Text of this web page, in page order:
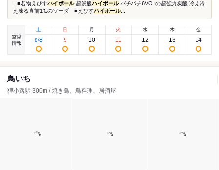
...■名物えびすハイボール超炭酸ハイボールパチパチ6VOLの超強力炭酸 冷え冷
え凍る直前1℃のソーダ ■えびすハイボール...
空席
情報
土
8/8
日
9
月
10
火
11
水
12
木
13
金
14
鳥いち
狸小路駅 300m / 焼き鳥、鳥料理、居酒屋